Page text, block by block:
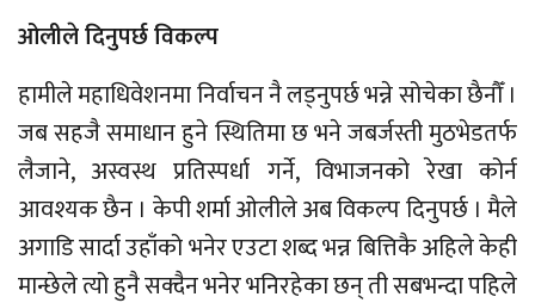
ओलीले दिनुपर्छ विकल्प
हामीले महाधिवेशनमा निर्वाचन नै लड्नुपर्छ भन्ने सोचेका छैनौँ ।
जब सहजै समाधान हुने स्थितिमा छ भने जबर्जस्ती मुठभेडतर्फ
लैजाने, अस्वस्थ प्रतिस्पर्धा गर्ने, विभाजनको रेखा कोर्न
आवश्यक छैन । केपी शर्मा ओलीले अब विकल्प दिनुपर्छ । मैले
अगाडि सार्दा उहाँको भनेर एउटा शब्द भन्न बित्तिकै अहिले केही
मान्छेले त्यो हुनै सक्दैन भनेर भनिरहेका छन् ती सबभन्दा पहिले